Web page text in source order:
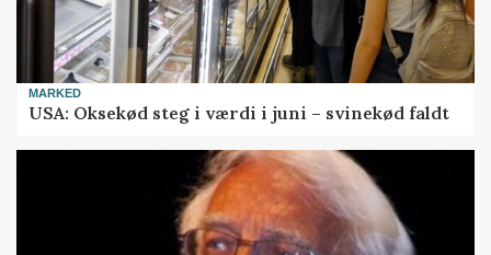
MARKED
USA: Oksekød steg i værdi i juni – svinekød faldt